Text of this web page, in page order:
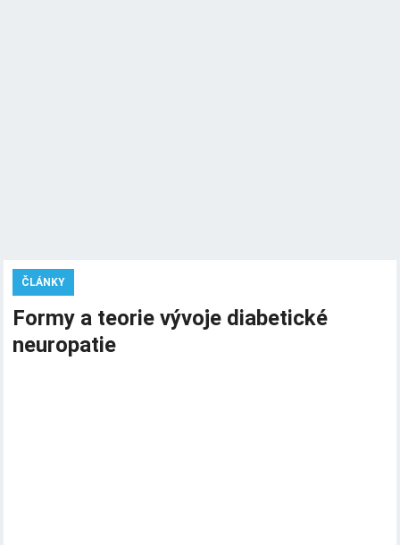
ČLÁNKY
Formy a teorie vývoje diabetické
neuropatie